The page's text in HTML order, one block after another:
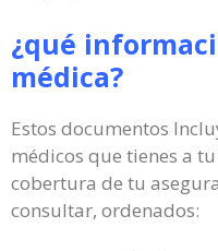
¿qué
médica?
Estos documentos
médicos que tienes a
cobertura de tu
consultar, ordenados: